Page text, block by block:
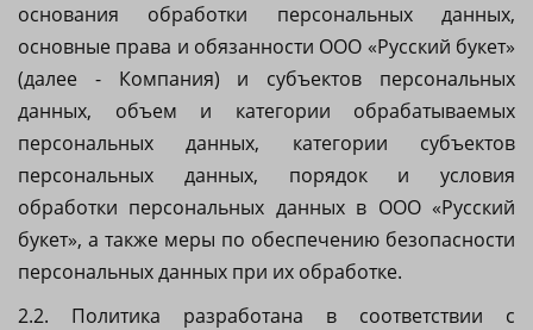
основания обработки персональных данных,
основные права и обязанности ООО «Русский букет»
(далее - Компания) и субъектов персональных
данных, объем и категории обрабатываемых
персональных данных, категории субъектов
персональных данных, порядок и условия
обработки персональных данных в ООО «Русский
букет», а также меры по обеспечению безопасности
персональных данных при их обработке.
2.2. Политика разработана в соответствии с